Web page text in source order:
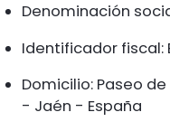
Denominación
Identificador fiscal:
Domicilio: Paseo de
- Jaén - España